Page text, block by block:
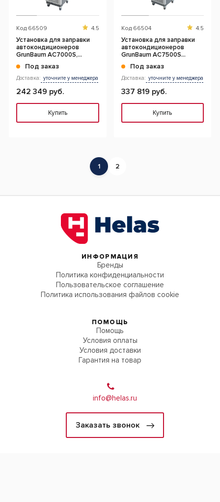
Код 66509 4.5
Установка для заправки
автокондиционеров
GrunBaum AC7000S,
Под заказ
Доставка: уточните у менеджера
242 349 руб.
Купить
Код 66504 4.5
Установка для заправки
автокондиционеров
GrunBaum AC7500S
автоматическая, R134
Под заказ
Доставка: уточните у менеджера
337 819 руб.
Купить
1 2
ИНФОРМАЦИЯ
Бренды
Политика конфиденциальности
Пользовательское соглашение
Политика использования файлов cookie
ПОМОЩЬ
Помощь
Условия оплаты
Условия доставки
Гарантия на товар
info@helas.ru
Заказать звонок